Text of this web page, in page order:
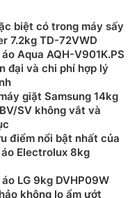
sâu
EWF1023P5WC
biệt có trong máy sấy
7.2kg TD-72VWD
Aqua AQH-V901K.PS
đại và chi phí hợp lý
giặt Samsung 14kg
SV không vắt và
điểm nổi bật nhất của
Electrolux 8kg
LG 9kg DVHP09W
không lo ẩm ướt